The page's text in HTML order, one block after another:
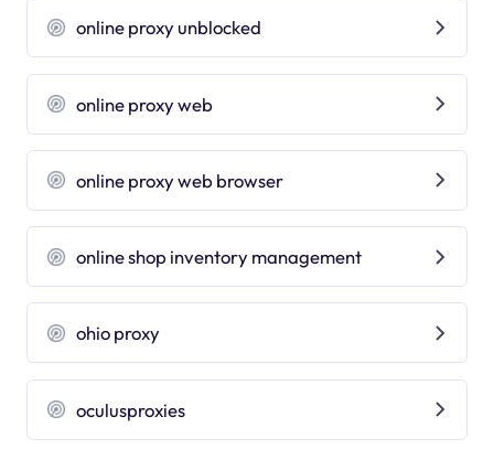
online proxy unblocked
online proxy web
online proxy web browser
online shop inventory management
ohio proxy
oculusproxies